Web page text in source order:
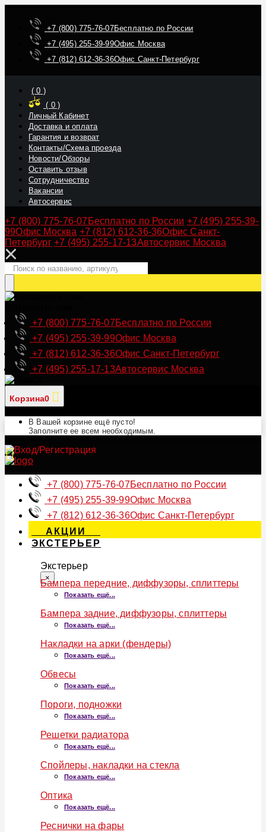
+7 (800) 775-76-07Бесплатно по России
+7 (495) 255-39-99Офис Москва
+7 (812) 612-36-36Офис Санкт-Петербург
(0 )
( 0)
Личный Кабинет
Доставка и оплата
Гарантия и возврат
Контакты/Схема проезда
Новости/Обзоры
Оставить отзыв
Сотрудничество
Вакансии
Автосервис
+7 (800) 775-76-07 Бесплатно по России +7 (495) 255-39-
99Офис Москва +7 (812) 612-36-36Офис Санкт-
Петербург +7 (495) 255-17-13Автосервис Москва
+7 (800) 775-76-07Бесплатно по России
+7 (495) 255-39-99Офис Москва
+7 (812) 612-36-36Офис Санкт-Петербург
+7 (495) 255-17-13Автосервис Москва
Корзина0
В Вашей корзине ещё пусто!
Заполните ее всем необходимым.
+7 (800) 775-76-07Бесплатно по России
+7 (495) 255-39-99Офис Москва
+7 (812) 612-36-36Офис Санкт-Петербург
АКЦИИ
ЭКСТЕРЬЕР
Экстерьер
×
Бампера передние, диффузоры, сплиттеры
Показать ещё...
Бампера задние, диффузоры, сплиттеры
Показать ещё...
Накладки на арки (фендеры)
Показать ещё...
Обвесы
Показать ещё...
Пороги, подножки
Показать ещё...
Решетки радиатора
Показать ещё...
Спойлеры, накладки на стекла
Показать ещё...
Оптика
Показать ещё...
Реснички на фары